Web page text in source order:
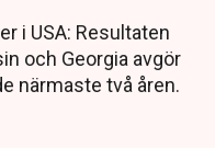
i USA: Resultaten
och Georgia avgör
närmaste två åren.